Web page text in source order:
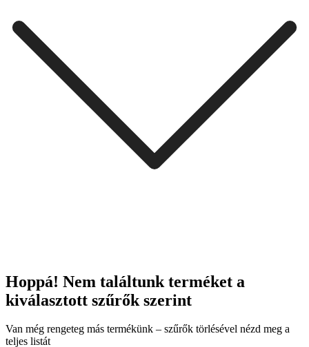
Hoppá! Nem találtunk terméket a
kiválasztott szűrők szerint
Van még rengeteg más termékünk – szűrők törlésével nézd meg a
teljes listát